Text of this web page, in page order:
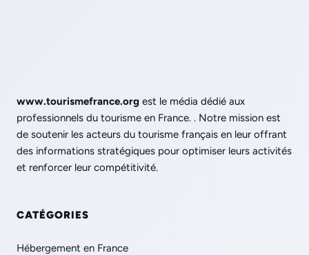
www.tourismefrance.org est le média dédié aux
professionnels du tourisme en France. . Notre mission est
de soutenir les acteurs du tourisme français en leur offrant
des informations stratégiques pour optimiser leurs activités
et renforcer leur compétitivité.
CATÉGORIES
Hébergement en France